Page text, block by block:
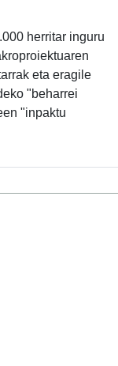
herritar inguru
eta eragile
"beharrei
"inpaktu